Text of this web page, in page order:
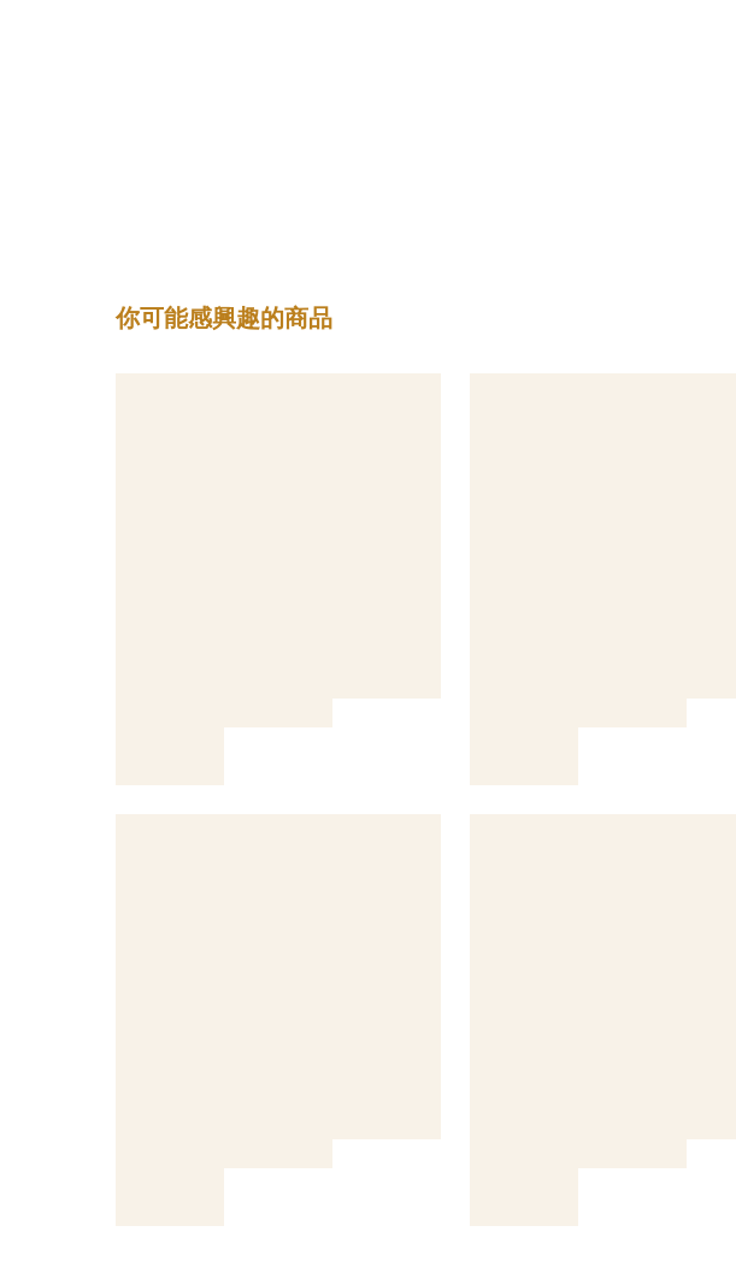
你可能感興趣的商品